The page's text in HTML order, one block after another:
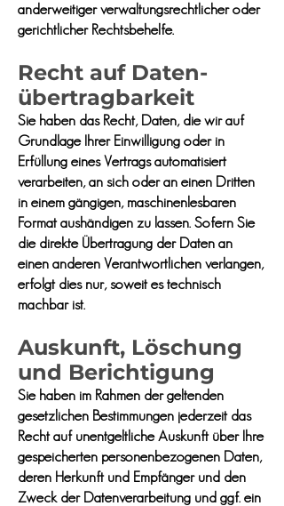
anderweitiger verwaltungsrechtlicher oder
gerichtlicher Rechtsbehelfe.
Recht auf Daten­
übertrag­barkeit
Sie haben das Recht, Daten, die wir auf
Grundlage Ihrer Einwilligung oder in
Erfüllung eines Vertrags automatisiert
verarbeiten, an sich oder an einen Dritten
in einem gängigen, maschinenlesbaren
Format aushändigen zu lassen. Sofern Sie
die direkte Übertragung der Daten an
einen anderen Verantwortlichen verlangen,
erfolgt dies nur, soweit es technisch
machbar ist.
Auskunft, Löschung
und Berichtigung
Sie haben im Rahmen der geltenden
gesetzlichen Bestimmungen jederzeit das
Recht auf unentgeltliche Auskunft über Ihre
gespeicherten personenbezogenen Daten,
deren Herkunft und Empfänger und den
Zweck der Datenverarbeitung und ggf. ein